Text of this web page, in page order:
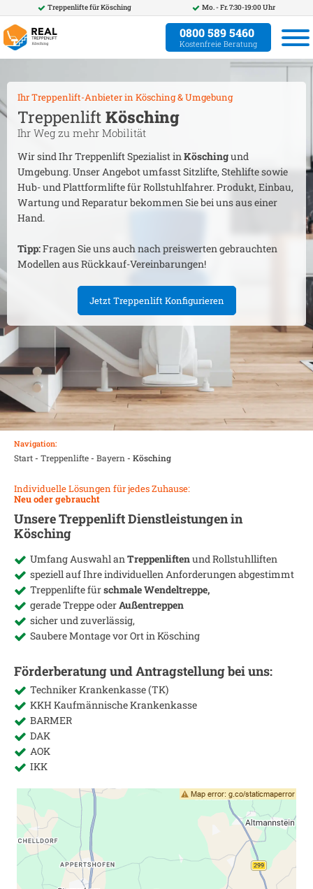
Treppenlifte fürKösching Mo. - Fr. 7:30-19:00 Uhr
0800 589 5460
Kostenfreie Beratung
Ihr Treppenlift-Anbieter in Kösching& Umgebung
Treppenlift Kösching
Ihr Weg zu mehr Mobilität
Wir sind Ihr Treppenlift Spezialist inKöschingund
Umgebung. Unser Angebot umfasst Sitzlifte, Stehlifte sowie
Hub- und Plattformlifte für Rollstuhlfahrer. Produkt, Einbau,
Wartung und Reparatur bekommen Sie bei uns aus einer
Hand.
Tipp:Fragen Sie uns auch nach preiswerten gebrauchten
Modellen aus Rückkauf-Vereinbarungen!
Jetzt Treppenlift Konfigurieren
Navigation:
Start- Treppenlifte- Bayern - Kösching
Individuelle Lösungen für jedes Zuhause:
Neu oder gebraucht
Unsere Treppenlift Dienstleistungen in
Kösching
Umfang Auswahl anTreppenliftenund Rollstuhlliften
speziell auf Ihre individuellen Anforderungen abgestimmt
Treppenlifte fürschmale Wendeltreppe,
gerade Treppe oderAußentreppen
sicher und zuverlässig,
Saubere Montage vor Ort inKösching
Förderberatung und Antragstellung bei uns:
Techniker Krankenkasse (TK)
KKH Kaufmännische Krankenkasse
BARMER
DAK
AOK
IKK